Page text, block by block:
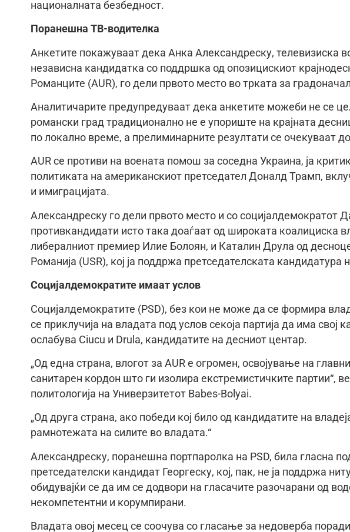
националната безбедност.
Поранешна ТВ-водителка
Анкетите покажуваат дека Анка Александреску, телевизиска
независна кандидатка со поддршка од опозицискиот
Романците (AUR), го дели првото место во трката за
Аналитичарите предупредуваат дека анкетите можеби не се
романски град традиционално не е упориште на крајната
по локално време, а прелиминарните резултати се очекуваат
AUR се противи на воената помош за соседна Украина, ја
политиката на американскиот претседател Доналд Трамп,
и имиграцијата.
Александреску го дели првото место и со социјалдемократот
противкандидати исто така доаѓаат од широката коалициска
либералниот премиер Илие Болоян, и Каталин Друла од
Романија (USR), кој ја поддржа претседателската кандидатура
Социјалдемократите имаат услов
Социјалдемократите (PSD), без кои не може да се формира
се приклучија на владата под услов секоја партија да има свој
ослабува Ciucu и Drula, кандидатите на десниот центар.
„Од една страна, влогот за AUR е огромен, освојување на
санитарен кордон што ги изолира екстремистичките партии“,
политологија на Универзитетот Babes-Bolyai.
„Од друга страна, ако победи кој било од кандидатите на
рамнотежата на силите во владата.“
Александреску, поранешна портпаролка на PSD, била гласна
претседателски кандидат Георгеску, кој, пак, не ја поддржа
обидувајќи се да им се додвори на гласачите разочарани од
некомпетентни и корумпирани.
Владата овој месец се соочува со гласање за недоверба